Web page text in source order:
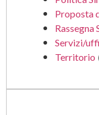
Proposta
Rassegna
Servizi/
Territorio